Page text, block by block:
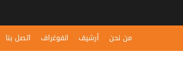
من نحن
أرشيف انفوغراف اتصل بنا